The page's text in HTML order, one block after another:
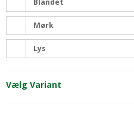
Mørk
Lys
Vælg Variant